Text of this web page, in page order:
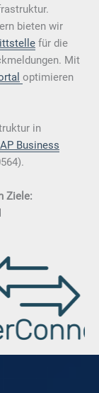
bieten wir
für die
Mit
optimieren
in
Business
Ziele: